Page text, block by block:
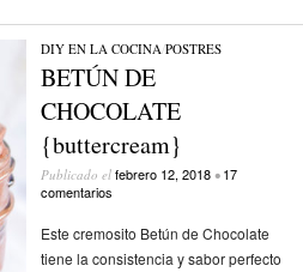
DIY EN LA COCINA/POSTRES
BETÚN DE
CHOCOLATE
{buttercream}
Publicado el febrero 12, 2018 • 17
comentarios
Este cremosito Betún de Chocolate
tiene la consistencia y sabor perfecto